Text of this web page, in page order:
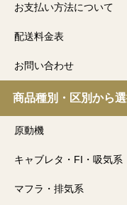
お支払い方法について
配送料金表
お問い合わせ
商品種別・区別から
原動機
キャブレタ・FI・吸気系
マフラ・排気系